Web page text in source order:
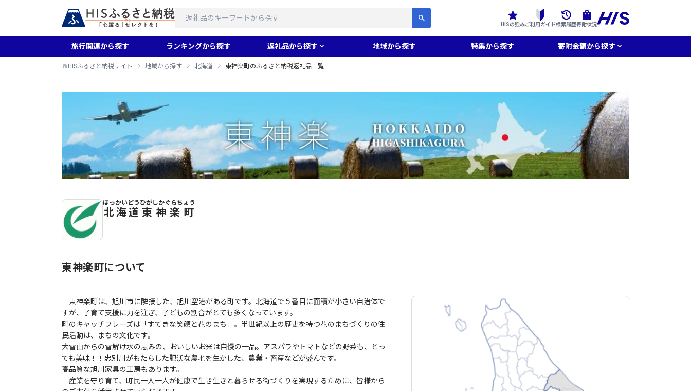
HISの強みご利用ガイド検索履歴寄附状況
旅行関連から探す ランキングから探す 返礼品から探す 地域から探す 特集から探す 寄附金額から探す
HISふるさと納税サイト 地域から探す 北海道 東神楽町のふるさと納税返礼品一覧
東神楽町のふるさと納税返礼品一覧
北海道
ほっかいどう
東神楽町
ひがしかぐらちょう
東神楽町について
東神楽町は、旭川市に隣接した、旭川空港がある町です。北海道で５番目に面積が小さい自治体で
すが、子育て支援に力を注ぎ、子どもの割合がとても多くなっています。
町のキャッチフレーズは「すてきな笑顔と花のまち」。半世紀以上の歴史を持つ花のまちづくりの住
民活動は、まちの文化です。
大雪山からの雪解け水の恵みの、おいしいお米は自慢の一品。アスパラやトマトなどの野菜も、とっ
ても美味！！忠別川がもたらした肥沃な農地を生かした、農業・畜産などが盛んです。
高品質な旭川家具の工房もあります。
産業を守り育て、町民一人一人が健康で生き生きと暮らせる街づくりを実現するために、皆様から